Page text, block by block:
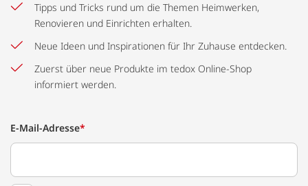
Tipps und Tricks rund um die Themen Heimwerken,
Renovieren und Einrichten erhalten.
Neue Ideen und Inspirationen für Ihr Zuhause entdecken.
Zuerst über neue Produkte im tedox Online-Shop
informiert werden.
E-Mail-Adresse*